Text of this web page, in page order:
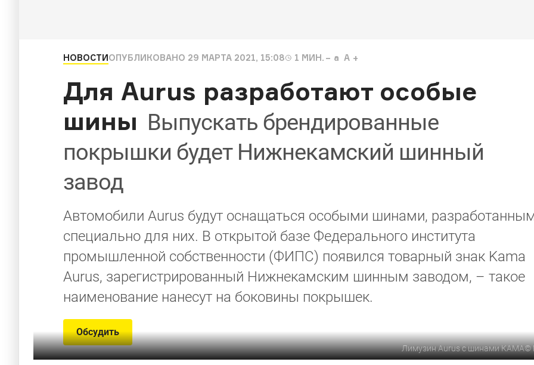
НОВОСТИОПУБЛИКОВАНО 29 МАРТА 2021, 15:08 1 МИН. a A
Для Aurus разработают особые
шины Выпускать брендированные
покрышки будет Нижнекамский шинный
завод
Автомобили Aurus будут оснащаться особыми шинами,
специально для них. В открытой базе Федерального института
промышленной собственности (ФИПС) появился товарный знак Kama
Aurus, зарегистрированный Нижнекамским шинным заводом, – такое
наименование нанесут на боковины покрышек.
Обсудить
Лимузин Aurus с шинами КАМА©